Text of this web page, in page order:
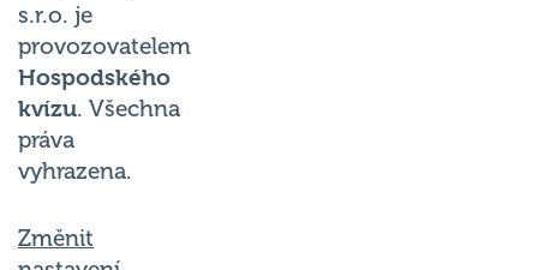
s.r.o. je
provozovatelem
Hospodského
kvízu. Všechna
práva
vyhrazena.
Změnit